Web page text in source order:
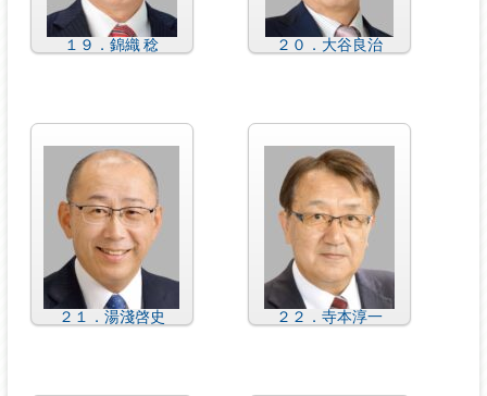
１９．錦織 稔 ２０．大谷良治
２１．湯淺啓史 ２２．寺本淳一